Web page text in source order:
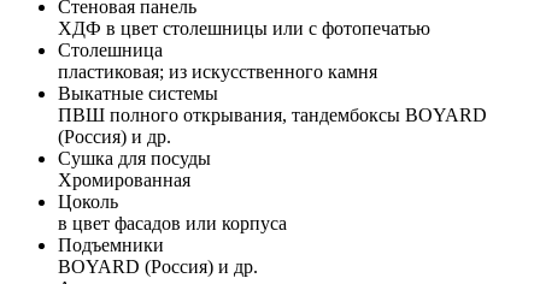
Стеновая панель
ХДФ в цвет столешницы или с фотопечатью
Столешница
пластиковая; из искусственного камня
Выкатные системы
ПВШ полного открывания, тандембоксы BOYARD
(Россия) и др.
Сушка для посуды
Хромированная
Цоколь
в цвет фасадов или корпуса
Подъемники
BOYARD (Россия) и др.